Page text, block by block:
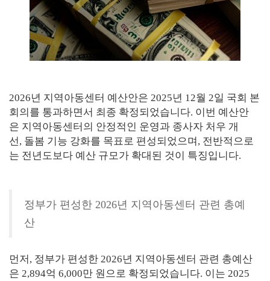
2026년 지역아동센터 예산안은 2025년 12월 2일 국회 본
회의를 통과하면서 최종 확정되었습니다. 이번 예산안
은 지역아동센터의 안정적인 운영과 종사자 처우 개
선, 돌봄 기능 강화를 목표로 편성되었으며, 전반적으로
는 전년도보다 예산 규모가 확대된 것이 특징입니다.
정부가 편성한 2026년 지역아동센터 관련 총예
산
먼저, 정부가 편성한 2026년 지역아동센터 관련 총예산
은 2,894억 6,000만 원으로 확정되었습니다. 이는 2025